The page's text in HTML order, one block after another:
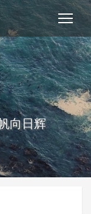
向日辉